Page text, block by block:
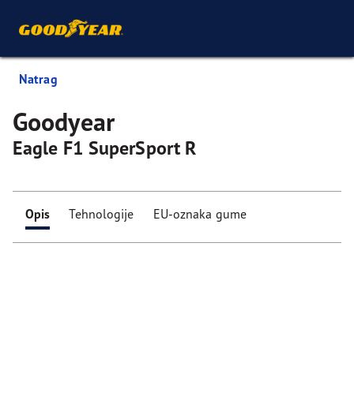
Natrag
Goodyear
Eagle F1 SuperSport R
Opis Tehnologije EU-oznaka gume